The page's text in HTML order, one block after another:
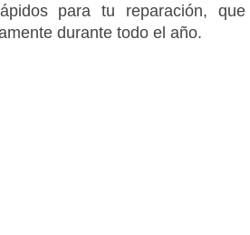
para tu reparación, que
durante todo el año.